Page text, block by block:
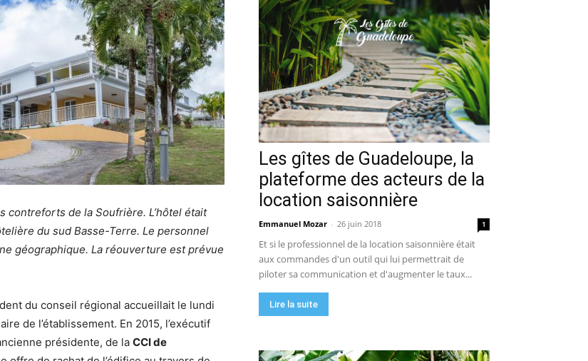
contreforts de la Soufrière. L’hôtel était
du sud Basse-Terre. Le personnel
géographique. La réouverture est prévue
du conseil régional accueillait le lundi
de l’établissement. En 2015, l’exécutif
présidente, de la CCI de
Les gîtes de Guadeloupe, la
plateforme des acteurs de la
location saisonnière
Emmanuel Mozar - 26 juin 2018 1
Et si le professionnel de la location saisonnière était
aux commandes d'un outil qui lui permettrait de
piloter sa communication et d'augmenter le taux...
Lire la suite